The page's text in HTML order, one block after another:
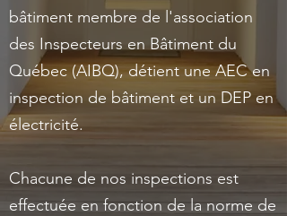
bâtiment membre de l'association
des Inspecteurs en Bâtiment du
Québec (AIBQ), détient une AEC en
inspection de bâtiment et un DEP en
électricité.
Chacune de nos inspections est
effectuée en fonction de la norme de